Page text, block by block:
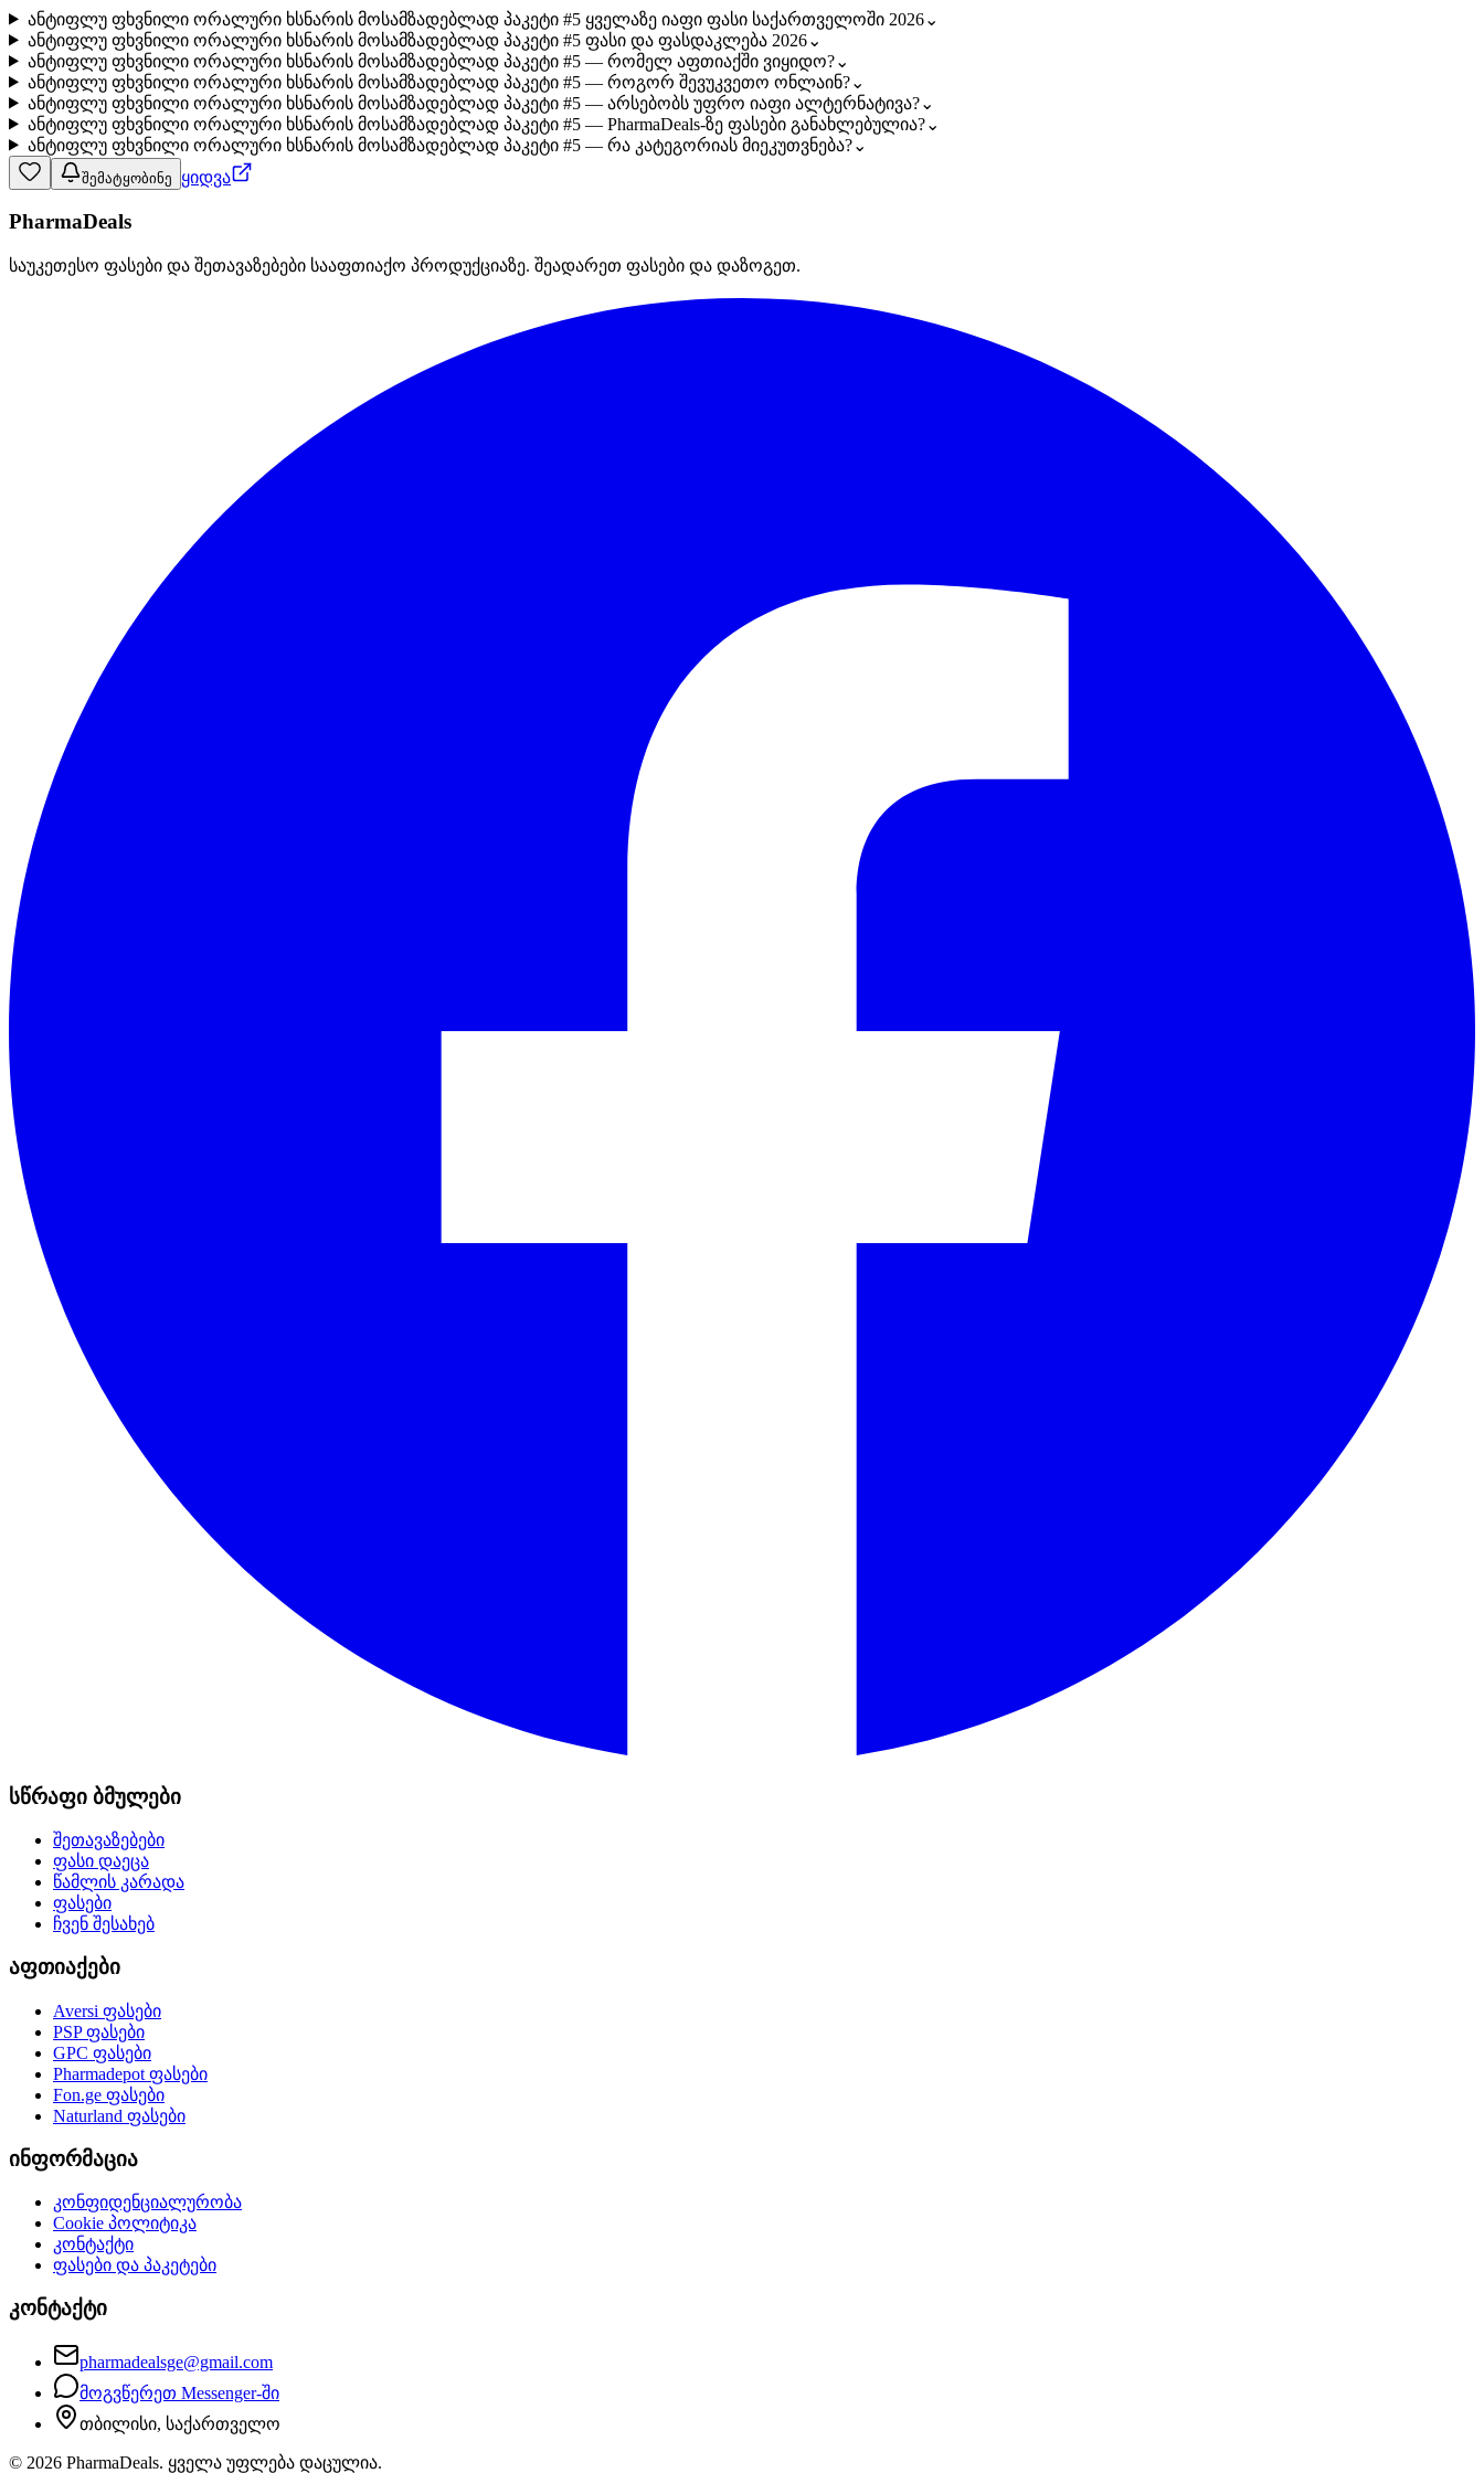
ანტიფლუ ფხვნილი ორალური ხსნარის მოსამზადებლად პაკეტი #5 ყველაზე იაფი ფასი საქართველოში 2026⌄
ანტიფლუ ფხვნილი ორალური ხსნარის მოსამზადებლად პაკეტი #5 ფასი და ფასდაკლება 2026⌄
ანტიფლუ ფხვნილი ორალური ხსნარის მოსამზადებლად პაკეტი #5 — რომელ აფთიაქში ვიყიდო?⌄
ანტიფლუ ფხვნილი ორალური ხსნარის მოსამზადებლად პაკეტი #5 — როგორ შევუკვეთო ონლაინ?⌄
ანტიფლუ ფხვნილი ორალური ხსნარის მოსამზადებლად პაკეტი #5 — არსებობს უფრო იაფი ალტერნატივა?⌄
ანტიფლუ ფხვნილი ორალური ხსნარის მოსამზადებლად პაკეტი #5 — PharmaDeals-ზე ფასები განახლებულია?⌄
ანტიფლუ ფხვნილი ორალური ხსნარის მოსამზადებლად პაკეტი #5 — რა კატეგორიას მიეკუთვნება?⌄
შემატყობინე ყიდვა
PharmaDeals
საუკეთესო ფასები და შეთავაზებები სააფთიაქო პროდუქციაზე. შეადარეთ ფასები და დაზოგეთ.
სწრაფი ბმულები
შეთავაზებები
ფასი დაეცა
წამლის კარადა
ფასები
ჩვენ შესახებ
აფთიაქები
Aversi ფასები
PSPფასები
GPC ფასები
Pharmadepot ფასები
Fon.ge ფასები
Naturland ფასები
ინფორმაცია
კონფიდენციალურობა
Cookie პოლიტიკა
კონტაქტი
ფასები და პაკეტები
კონტაქტი
pharmadealsge@gmail.com
მოგვწერეთ Messenger-ში
თბილისი, საქართველო
© 2026 PharmaDeals. ყველა უფლება დაცულია.